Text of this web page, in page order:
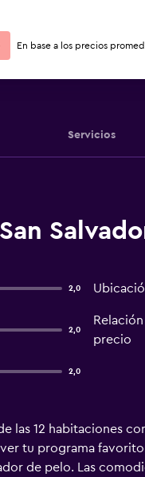
Servicios
2,0
2,0
precio
2,0
las 12 habitaciones
tu programa
de pelo. Las
En base a los precios